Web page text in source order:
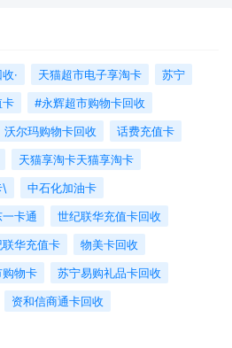
· 天猫超市电子享淘卡
苏宁
卡
#永辉超市购物卡回收
沃尔玛购物卡回收
话费充值卡
天猫享淘卡天猫享淘卡
\
中石化加油卡
一卡通
世纪联华充值卡回收
联华充值卡
物美卡回收
物卡
苏宁易购礼品卡回收
资和信商通卡回收